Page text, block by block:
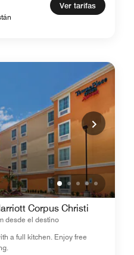
Ver tarifas
Corpus Christi
desde el destino
a full kitchen. Enjoy free